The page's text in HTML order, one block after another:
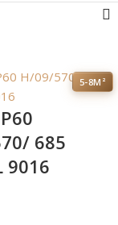
5-8М²
685
9016